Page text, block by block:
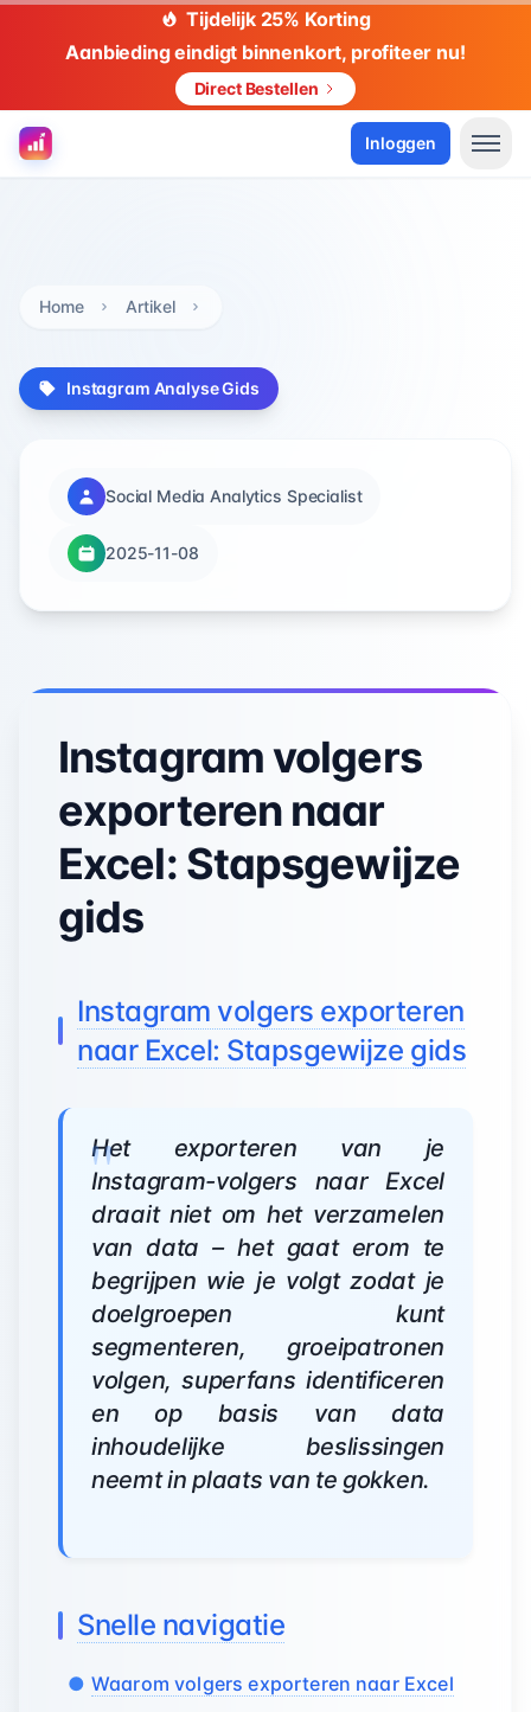
Tijdelijk 25% Korting
Aanbieding eindigt binnenkort, profiteer nu!
Direct Bestellen
Inloggen
Home Artikel
Instagram Analyse Gids
Social Media Analytics Specialist
2025-11-08
Instagram volgers
exporteren naar
Excel: Stapsgewijze
gids
Instagram volgers exporteren
naar Excel: Stapsgewijze gids
Het exporteren van je
Instagram-volgers naar Excel
draait niet om het verzamelen
van data – het gaat erom te
begrijpen wie je volgt zodat je
doelgroepen kunt
segmenteren, groeipatronen
volgen, superfans identificeren
en op basis van data
inhoudelijke beslissingen
neemt in plaats van te gokken.
Snelle navigatie
Waarom volgers exporteren naar Excel